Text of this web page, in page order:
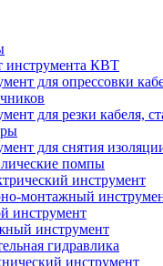
инструмента КВТ
для опрессовки
для резки кабеля,
для снятия
помпы
инструмент
монтажный
инструмент
инструмент
гидравлика
инструмент